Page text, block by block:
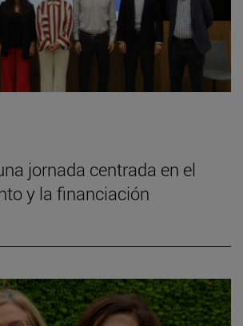
jornada centrada en el
y la financiación